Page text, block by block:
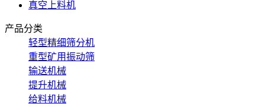
真空上料机
产品分类
轻型精细筛分机
重型矿用振动筛
输送机械
提升机械
给料机械